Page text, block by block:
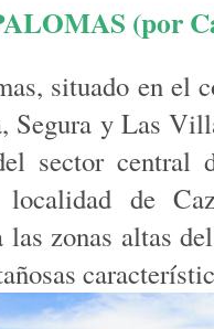
(por
situado en el
Segura y Las
sector central
de
zonas altas